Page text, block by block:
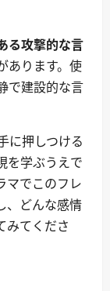
る攻撃的な言
あります。使
で建設的な言
に押しつける
を学ぶうえで
マでこのフレ
、どんな感情
みてくださ